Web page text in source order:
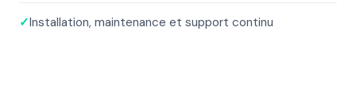
✓Installation, maintenance et support continu